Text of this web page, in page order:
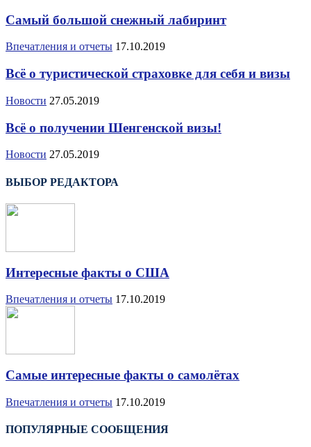
Самый большой снежный лабиринт
Впечатления и отчеты 17.10.2019
Всё о туристической страховке для себя и визы
Новости 27.05.2019
Всё о получении Шенгенской визы!
Новости 27.05.2019
ВЫБОР РЕДАКТОРА
Интересные факты о США
Впечатления и отчеты 17.10.2019
Самые интересные факты о самолётах
Впечатления и отчеты 17.10.2019
ПОПУЛЯРНЫЕ СООБЩЕНИЯ